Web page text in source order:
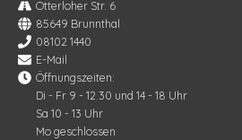
Otterloher Str. 6
85649 Brunnthal
08102 1440
E-Mail
Öffnungszeiten:
Di - Fr 9 - 12.30 und 14 - 18 Uhr
Sa 10 - 13 Uhr
Mo geschlossen